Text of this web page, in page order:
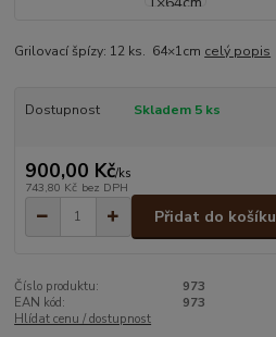
Grilovací špízy: 12 ks. 64×1cm celý popis
Dostupnost Skladem 5 ks
900,00 Kč/ks
743,80 Kč bez DPH
Přidat do košíku
Číslo produktu:
973
EAN kód:
973
Hlídat cenu / dostupnost